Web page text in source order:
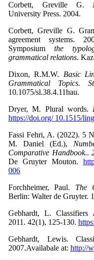
Corbett, Greville G.
University Press. 2004.
Corbett, Greville G.
agreement systems.
Symposium the
grammatical relations.
Dixon, R.M.W. Basic
Grammatical Topics.
10.1075/sl.38.4.11hau.
Dryer, M. Plural words.
https://doi.org/ 10.1515/
Fassi Fehri, A. (2022). 5
M. Daniel (Ed.),
Comparative Handbook..
De Gruyter Mouton.
006
Forchheimer, Paul. The
Berlin: Walter de Gruyter.
Gebhardt, L. Classifiers
2011. 42(1), 125-130.
Gebhardt, Lewis.
2007.Availabale at: http://